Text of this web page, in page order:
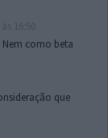
como beta
que